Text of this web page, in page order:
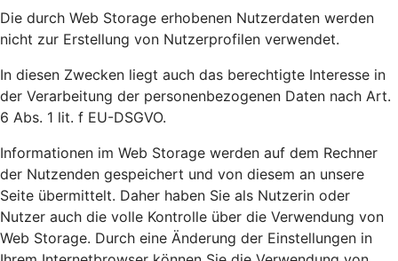
Die durch Web Storage erhobenen Nutzerdaten werden
nicht zur Erstellung von Nutzerprofilen verwendet.
In diesen Zwecken liegt auch das berechtigte Interesse in
der Verarbeitung der personenbezogenen Daten nach Art.
6 Abs. 1 lit. f EU-DSGVO.
Informationen im Web Storage werden auf dem Rechner
der Nutzenden gespeichert und von diesem an unsere
Seite übermittelt. Daher haben Sie als Nutzerin oder
Nutzer auch die volle Kontrolle über die Verwendung von
Web Storage. Durch eine Änderung der Einstellungen in